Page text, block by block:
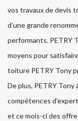
vos travaux de devis
d’une grande
performants. PETRY
moyens pour
toiture PETRY Tony
De plus, PETRY Tony
compétences
et ce mois-ci des